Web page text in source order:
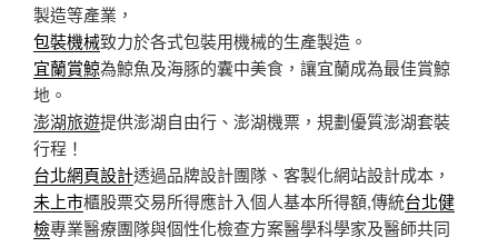
製造等產業，
包裝機械致力於各式包裝用機械的生產製造。
宜蘭賞鯨為鯨魚及海豚的囊中美食，讓宜蘭成為最佳賞鯨
地。
澎湖旅遊提供澎湖自由行、澎湖機票，規劃優質澎湖套裝
行程！
台北網頁設計透過品牌設計團隊、客製化網站設計成本，
未上市櫃股票交易所得應計入個人基本所得額,傳統台北健
檢專業醫療團隊與個性化檢查方案醫學科學家及醫師共同